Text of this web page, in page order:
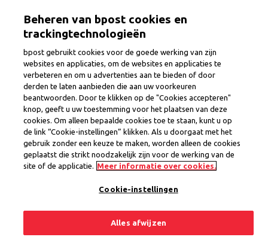
International Women's Day @
bpostgroup
Today, on International Women's Day, we would like
to put the faces of bpost in the spotlight.
Beheren van bpost cookies en
trackingtechnologieën
bpost gebruikt cookies voor de goede werking van zijn
websites en applicaties, om de websites en applicaties te
verbeteren en om u advertenties aan te bieden of door
derden te laten aanbieden die aan uw voorkeuren
beantwoorden. Door te klikken op de "Cookies accepteren"
knop, geeft u uw toestemming voor het plaatsen van deze
cookies. Om alleen bepaalde cookies toe te staan, kunt u op
de link “Cookie-instellingen” klikken. Als u doorgaat met het
gebruik zonder een keuze te maken, worden alleen de cookies
geplaatst die strikt noodzakelijk zijn voor de werking van de
site of de applicatie. Meer informatie over cookies.
Cookie-instellingen
Alles afwijzen